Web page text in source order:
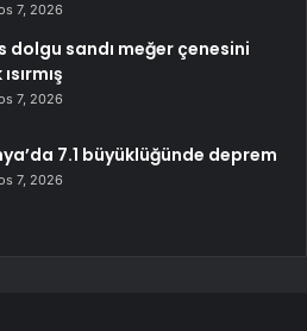
7, 2026
dolgu sandı meğer çenesini
7, 2026
7.1 büyüklüğünde deprem
7, 2026